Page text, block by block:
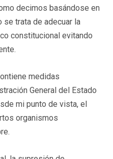
decimos basándose en
trata de adecuar la
constitucional evitando
medidas
General del Estado
mi punto de vista, el
organismos